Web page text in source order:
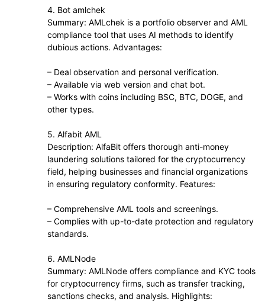
4. Bot amlchek
Summary: AMLchek is a portfolio observer and AML
compliance tool that uses AI methods to identify
dubious actions. Advantages:
– Deal observation and personal verification.
– Available via web version and chat bot.
– Works with coins including BSC, BTC, DOGE, and
other types.
5. Alfabit AML
Description: AlfaBit offers thorough anti-money
laundering solutions tailored for the cryptocurrency
field, helping businesses and financial organizations
in ensuring regulatory conformity. Features:
– Comprehensive AML tools and screenings.
– Complies with up-to-date protection and regulatory
standards.
6. AMLNode
Summary: AMLNode offers compliance and KYC tools
for cryptocurrency firms, such as transfer tracking,
sanctions checks, and analysis. Highlights: